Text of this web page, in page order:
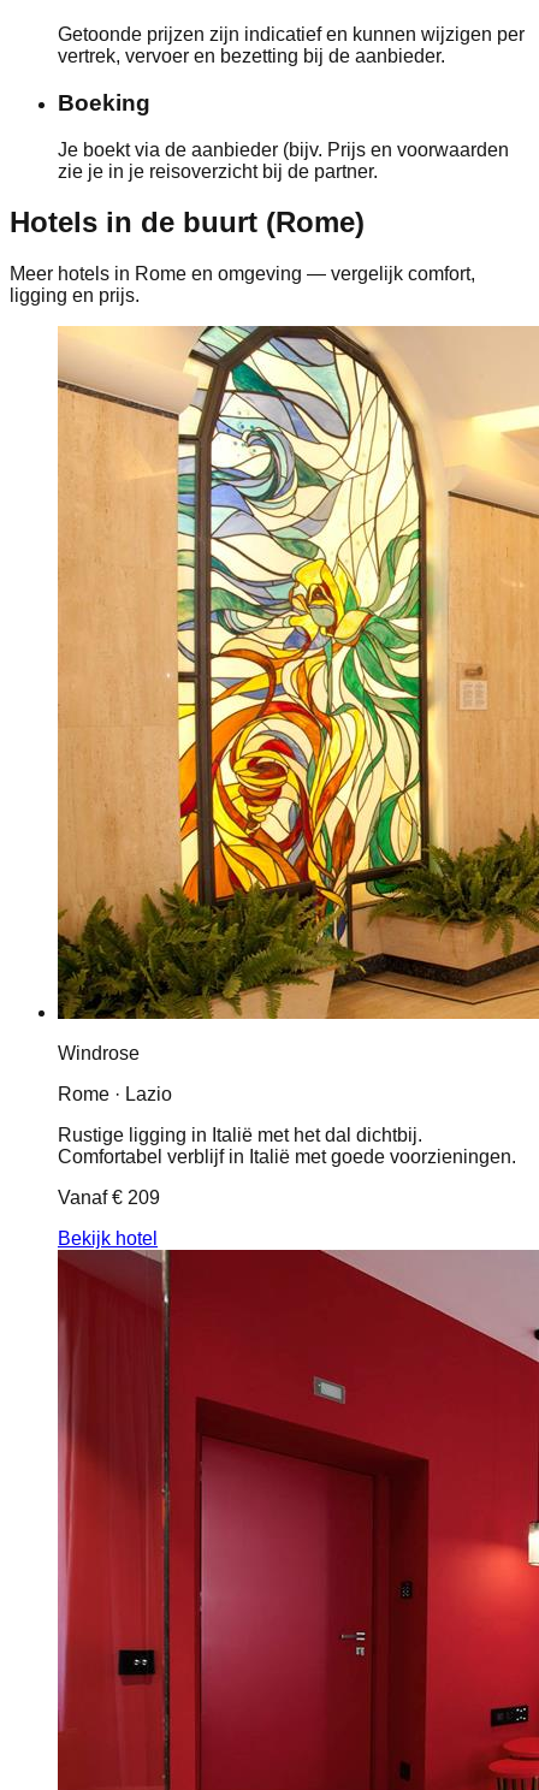
Getoonde prijzen zijn indicatief en kunnen wijzigen per
vertrek, vervoer en bezetting bij de aanbieder.
Boeking
Je boekt via de aanbieder (bijv. Prijs en voorwaarden
zie je in je reisoverzicht bij de partner.
Hotels in de buurt (Rome)
Meer hotels in Rome en omgeving — vergelijk comfort,
ligging en prijs.
Windrose
Rome · Lazio
Rustige ligging in Italië met het dal dichtbij.
Comfortabel verblijf in Italië met goede voorzieningen.
Vanaf€ 209
Bekijk hotel